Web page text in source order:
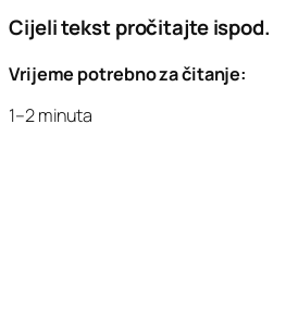
Cijeli tekst pročitajte ispod.
Vrijeme potrebno za čitanje:
1–2 minuta